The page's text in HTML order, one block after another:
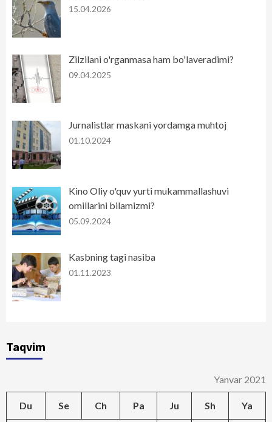
15.04.2026
Zilzilani o'rganmasa ham bo'laveradimi?
09.04.2025
Jurnalistlar maskani yordamga muhtoj
01.10.2024
Kino Oliy o'quv yurti mukammallashuvi
omillarini bilamizmi?
05.09.2024
Kasbning tagi nasiba
01.11.2023
Taqvim
Yanvar 2021
Du Se Ch Pa Ju Sh Ya